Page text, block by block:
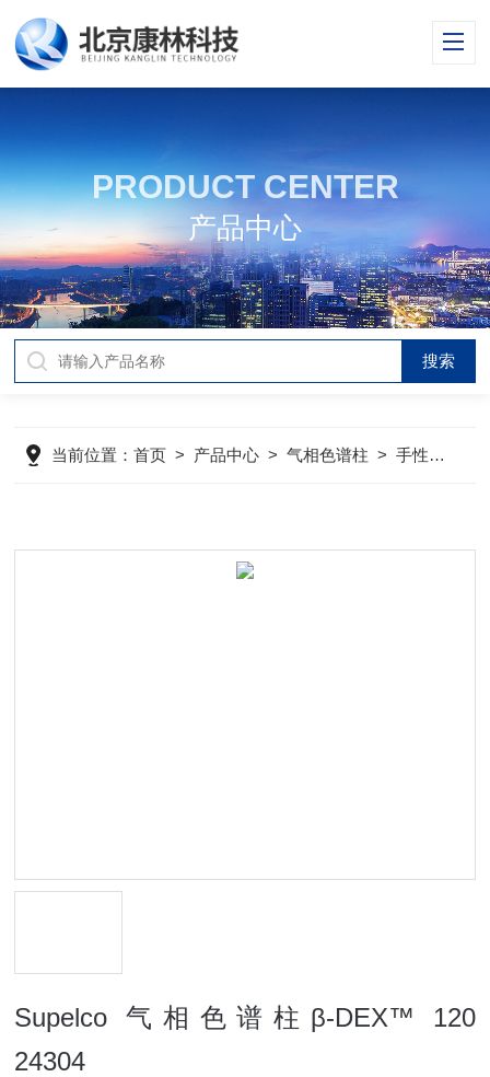
PRODUCT CENTER
产品中心
当前位置：首页 > 产品中心 >气相色谱柱 >手性毛细管柱
Supelco 气相色谱柱β-DEX™ 120
24304